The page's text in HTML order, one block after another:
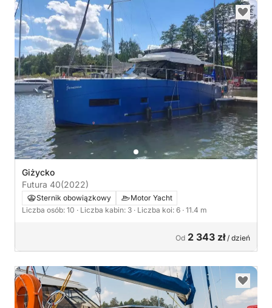
Giżycko
Futura 40(2022)
Sternik obowiązkowy
Motor Yacht
Liczba osób: 10 · Liczba kabin: 3 · Liczba koi: 6 · 11.4 m
Od 2 343 zł/ dzień